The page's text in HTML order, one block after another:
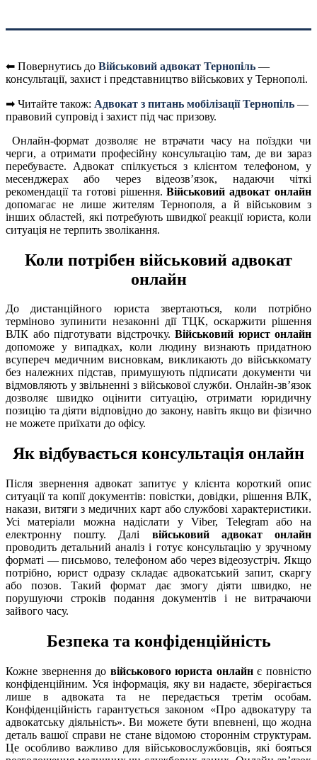
⬅ Повернутись до Військовий адвокат Тернопіль —
консультації, захист і представництво військових у Тернополі.
➡ Читайте також: Адвокат з питань мобілізації Тернопіль —
правовий супровід і захист під час призову.
Онлайн-формат дозволяє не втрачати часу на поїздки чи
черги, а отримати професійну консультацію там, де ви зараз
перебуваєте. Адвокат спілкується з клієнтом телефоном, у
месенджерах або через відеозв’язок, надаючи чіткі
рекомендації та готові рішення.Військовий адвокат онлайн
допомагає не лише жителям Тернополя, а й військовим з
інших областей, які потребують швидкої реакції юриста, коли
ситуація не терпить зволікання.
Коли потрібен військовий адвокат
онлайн
До дистанційного юриста звертаються, коли потрібно
терміново зупинити незаконні дії ТЦК, оскаржити рішення
ВЛК або підготувати відстрочку. Військовий юрист онлайн
допоможе у випадках, коли людину визнають придатною
всупереч медичним висновкам, викликають до військкомату
без належних підстав, примушують підписати документи чи
відмовляють у звільненні з військової служби. Онлайн-зв’язок
дозволяє швидко оцінити ситуацію, отримати юридичну
позицію та діяти відповідно до закону, навіть якщо ви фізично
не можете приїхати до офісу.
Як відбувається консультація онлайн
Після звернення адвокат запитує у клієнта короткий опис
ситуації та копії документів: повістки, довідки, рішення ВЛК,
накази, витяги з медичних карт або службові характеристики.
Усі матеріали можна надіслати у Viber, Telegram або на
електронну пошту. Далі військовий адвокат онлайн
проводить детальний аналіз і готує консультацію у зручному
форматі — письмово, телефоном або через відеозустріч. Якщо
потрібно, юрист одразу складає адвокатський запит, скаргу
або позов. Такий формат дає змогу діяти швидко, не
порушуючи строків подання документів і не витрачаючи
зайвого часу.
Безпека та конфіденційність
Кожне звернення до військового юриста онлайнє повністю
конфіденційним. Уся інформація, яку ви надаєте, зберігається
лише в адвоката та не передається третім особам.
Конфіденційність гарантується законом «Про адвокатуру та
адвокатську діяльність». Ви можете бути впевнені, що жодна
деталь вашої справи не стане відомою стороннім структурам.
Це особливо важливо для військовослужбовців, які бояться